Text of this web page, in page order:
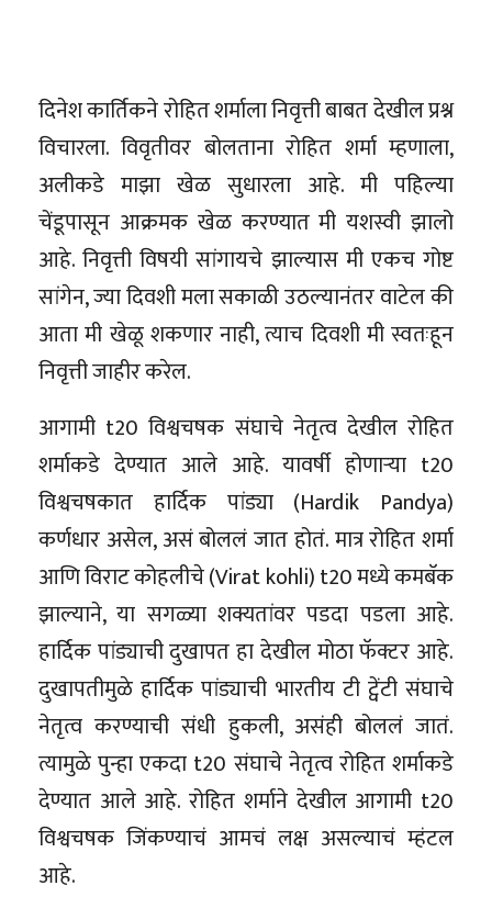
दिनेश कार्तिकने रोहित शर्माला निवृत्ती बाबत देखील प्रश्न
विचारला. विवृतीवर बोलताना रोहित शर्मा म्हणाला,
अलीकडे माझा खेळ सुधारला आहे. मी पहिल्या
चेंडूपासून आक्रमक खेळ करण्यात मी यशस्वी झालो
आहे. निवृत्ती विषयी सांगायचे झाल्यास मी एकच गोष्ट
सांगेन, ज्या दिवशी मला सकाळी उठल्यानंतर वाटेल की
आता मी खेळू शकणार नाही, त्याच दिवशी मी स्वतःहून
निवृत्ती जाहीर करेल.
आगामी t20 विश्वचषक संघाचे नेतृत्व देखील रोहित
शर्माकडे देण्यात आले आहे. यावर्षी होणाऱ्या t20
विश्वचषकात हार्दिक पांड्या (Hardik Pandya)
कर्णधार असेल, असं बोललं जात होतं. मात्र रोहित शर्मा
आणि विराट कोहलीचे (Virat kohli) t20 मध्ये कमबॅक
झाल्याने, या सगळ्या शक्यतांवर पडदा पडला आहे.
हार्दिक पांड्याची दुखापत हा देखील मोठा फॅक्टर आहे.
दुखापतीमुळे हार्दिक पांड्याची भारतीय टी ट्वेंटी संघाचे
नेतृत्व करण्याची संधी हुकली, असंही बोललं जातं.
त्यामुळे पुन्हा एकदा t20 संघाचे नेतृत्व रोहित शर्माकडे
देण्यात आले आहे. रोहित शर्माने देखील आगामी t20
विश्वचषक जिंकण्याचं आमचं लक्ष असल्याचं म्हंटल
आहे.